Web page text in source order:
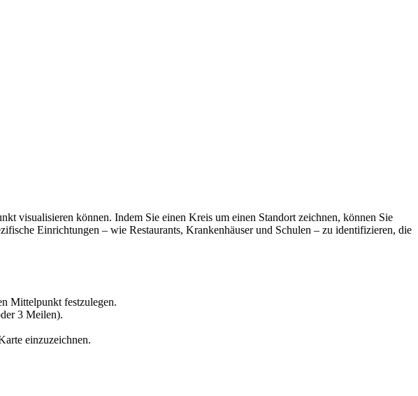
visualisieren können. Indem Sie einen Kreis um einen Standort zeichnen, können Sie
Einrichtungen – wie Restaurants, Krankenhäuser und Schulen – zu identifizieren, die
Mittelpunkt festzulegen.
3 Meilen).
einzuzeichnen.